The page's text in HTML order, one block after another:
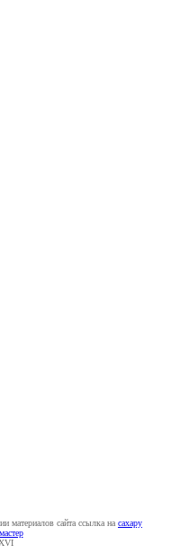
материалов сайта ссылка на caxapу